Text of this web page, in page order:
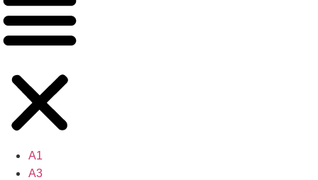
A1
A3